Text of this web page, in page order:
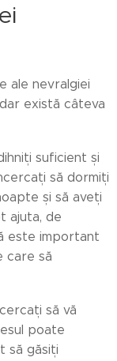
ale nevralgiei
există câteva
suficient și
să dormiți
și să aveți
ajuta, de
este important
care să
să vă
poate
să găsiți